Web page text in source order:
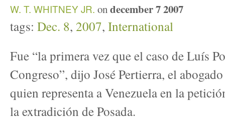
W. T. WHITNEY JR. ondecember 7 2007
tags: Dec. 8, 2007, International
Fue “la primera vez que el caso de Luís
Congreso”, dijo José Pertierra, el
quien representa a Venezuela en la
la extradición de Posada.